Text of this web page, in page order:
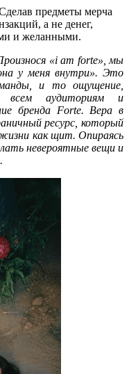
предметы мерча
а не денег,
и желанными.
«i am forte», мы
у меня внутри». Это
и то ощущение,
аудиториям и
бренда Forte. Вера в
ресурс, который
как щит. Опираясь
невероятные вещи и